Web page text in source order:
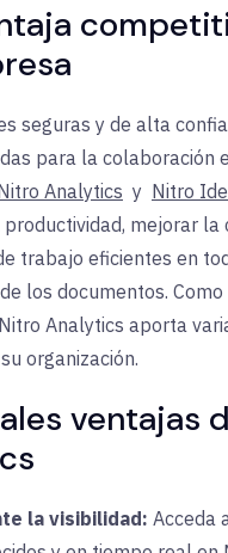
seguras y de alta
para la colaboración
Analytics y Nitro
mejorar la
trabajo eficientes en
los documentos.
Analytics aporta
organización.
ventajas
la visibilidad: Acceda